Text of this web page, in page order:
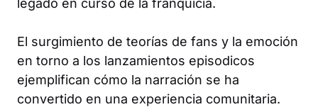
legado en curso de la franquicia.
El surgimiento de teorías de fans y la emoción
en torno a los lanzamientos episodicos
ejemplifican cómo la narración se ha
convertido en una experiencia comunitaria.